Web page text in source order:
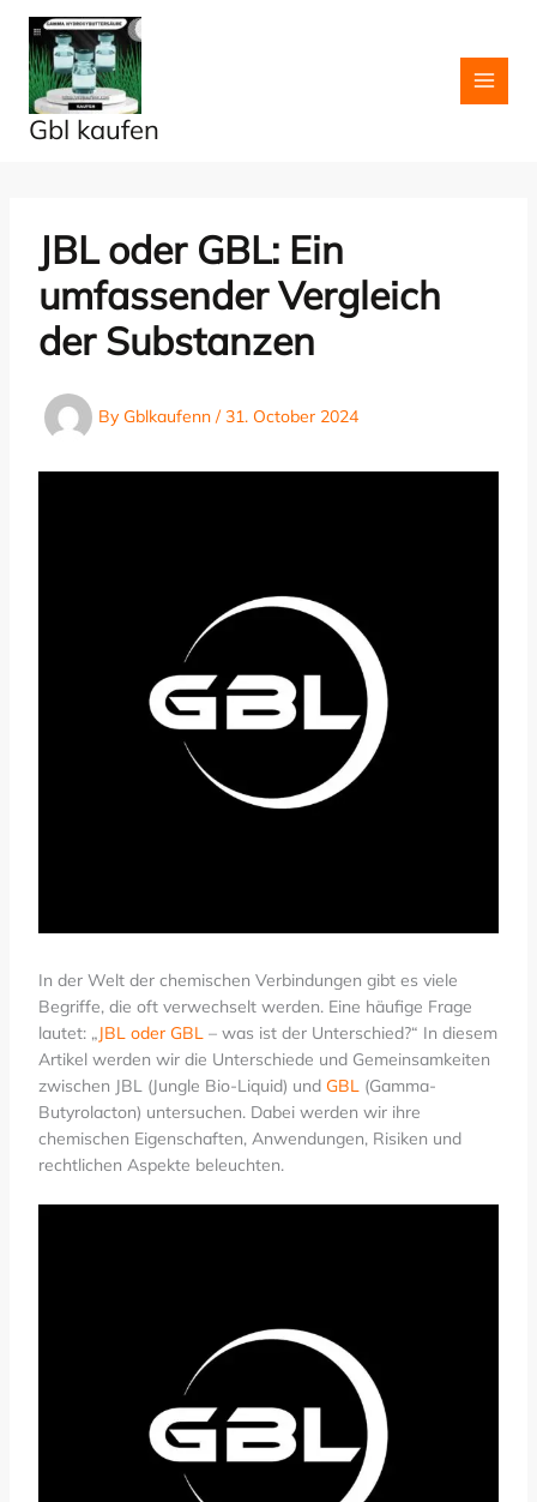
Skip
content
Gbl kaufen
JBL oder GBL: Ein
umfassender Vergleich
der Substanzen
By Gblkaufenn /31. October 2024
In der Welt der chemischen Verbindungen gibt es viele
Begriffe, die oft verwechselt werden. Eine häufige Frage
lautet: „JBL oder GBL– was ist der Unterschied?“ In diesem
Artikel werden wir die Unterschiede und Gemeinsamkeiten
zwischen JBL (Jungle Bio-Liquid) und GBL(Gamma-
Butyrolacton) untersuchen. Dabei werden wir ihre
chemischen Eigenschaften, Anwendungen, Risiken und
rechtlichen Aspekte beleuchten.